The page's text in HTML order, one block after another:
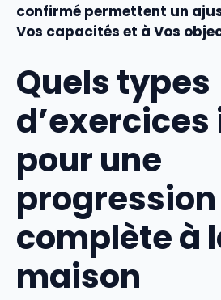
confirmé permettent un
Vos capacités et à Vos
Quels types
pour une
progression
complète à
maison